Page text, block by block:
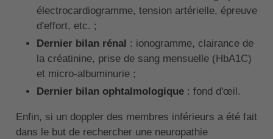
électrocardiogramme, tension artérielle, épreuve
d'effort, etc. ;
Dernier bilan rénal : ionogramme, clairance de
la créatinine, prise de sang mensuelle (HbA1C)
et micro-albuminurie ;
Dernier bilan ophtalmologique: fond d'œil.
Enfin, si un doppler des membres inférieurs a été fait
dans le but de rechercher une neuropathie